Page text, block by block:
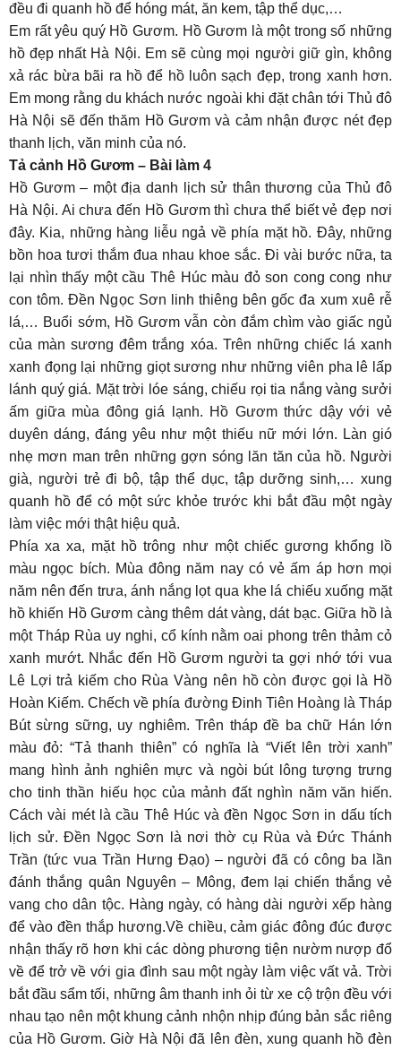
đều đi quanh hồ để hóng mát, ăn kem, tập thể dục,…
Em rất yêu quý Hồ Gươm. Hồ Gươm là một trong số những
hồ đẹp nhất Hà Nội. Em sẽ cùng mọi người giữ gìn, không
xả rác bừa bãi ra hồ để hồ luôn sạch đẹp, trong xanh hơn.
Em mong rằng du khách nước ngoài khi đặt chân tới Thủ đô
Hà Nội sẽ đến thăm Hồ Gươm và cảm nhận được nét đẹp
thanh lịch, văn minh của nó.
Tả cảnh Hồ Gươm – Bài làm 4
Hồ Gươm – một địa danh lịch sử thân thương của Thủ đô
Hà Nội. Ai chưa đến Hồ Gươm thì chưa thể biết vẻ đẹp nơi
đây. Kia, những hàng liễu ngả về phía mặt hồ. Đây, những
bồn hoa tươi thắm đua nhau khoe sắc. Đi vài bước nữa, ta
lại nhìn thấy một cầu Thê Húc màu đỏ son cong cong như
con tôm. Đền Ngọc Sơn linh thiêng bên gốc đa xum xuê rễ
lá,… Buổi sớm, Hồ Gươm vẫn còn đắm chìm vào giấc ngủ
của màn sương đêm trắng xóa. Trên những chiếc lá xanh
xanh đọng lại những giọt sương như những viên pha lê lấp
lánh quý giá. Mặt trời lóe sáng, chiếu rọi tia nắng vàng sưởi
ấm giữa mùa đông giá lạnh. Hồ Gươm thức dậy với vẻ
duyên dáng, đáng yêu như một thiếu nữ mới lớn. Làn gió
nhẹ mơn man trên những gợn sóng lăn tăn của hồ. Người
già, người trẻ đi bộ, tập thể dục, tập dưỡng sinh,… xung
quanh hồ để có một sức khỏe trước khi bắt đầu một ngày
làm việc mới thật hiệu quả.
Phía xa xa, mặt hồ trông như một chiếc gương khổng lồ
màu ngọc bích. Mùa đông năm nay có vẻ ấm áp hơn mọi
năm nên đến trưa, ánh nắng lọt qua khe lá chiếu xuống mặt
hồ khiến Hồ Gươm càng thêm dát vàng, dát bạc. Giữa hồ là
một Tháp Rùa uy nghi, cổ kính nằm oai phong trên thảm cỏ
xanh mướt. Nhắc đến Hồ Gươm người ta gợi nhớ tới vua
Lê Lợi trả kiếm cho Rùa Vàng nên hồ còn được gọi là Hồ
Hoàn Kiếm. Chếch về phía đường Đinh Tiên Hoàng là Tháp
Bút sừng sững, uy nghiêm. Trên tháp đề ba chữ Hán lớn
màu đỏ: “Tả thanh thiên” có nghĩa là “Viết lên trời xanh”
mang hình ảnh nghiên mực và ngòi bút lông tượng trưng
cho tinh thần hiếu học của mảnh đất nghìn năm văn hiến.
Cách vài mét là cầu Thê Húc và đền Ngọc Sơn in dấu tích
lịch sử. Đền Ngọc Sơn là nơi thờ cụ Rùa và Đức Thánh
Trần (tức vua Trần Hưng Đạo) – người đã có công ba lần
đánh thắng quân Nguyên – Mông, đem lại chiến thắng vẻ
vang cho dân tộc. Hàng ngày, có hàng dài người xếp hàng
để vào đền thắp hương.Về chiều, cảm giác đông đúc được
nhận thấy rõ hơn khi các dòng phương tiện nườm nượp đổ
về để trở về với gia đình sau một ngày làm việc vất vả. Trời
bắt đầu sẩm tối, những âm thanh inh ỏi từ xe cộ trộn đều với
nhau tạo nên một khung cảnh nhộn nhịp đúng bản sắc riêng
của Hồ Gươm. Giờ Hà Nội đã lên đèn, xung quanh hồ đèn